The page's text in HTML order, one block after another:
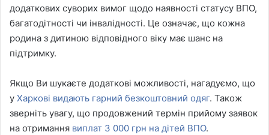
додаткових суворих вимог щодо наявності статусу ВПО,
багатодітності чи інвалідності. Це означає, що кожна
родина з дитиною відповідного віку має шанс на
підтримку.
Якщо Ви шукаєте додаткові можливості, нагадуємо, що
у Харкові видають гарний безкоштовний одяг. Також
зверніть увагу, що продовжений термін прийому заявок
на отримання виплат 3 000 грн на дітей ВПО.